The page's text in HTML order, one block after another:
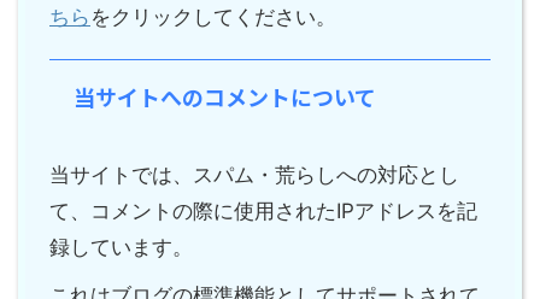
ちら をクリックしてください。
当サイトへのコメントについて
当サイトでは、スパム・荒らしへの対応とし
て、コメントの際に使用されたIPアドレスを記
録しています。